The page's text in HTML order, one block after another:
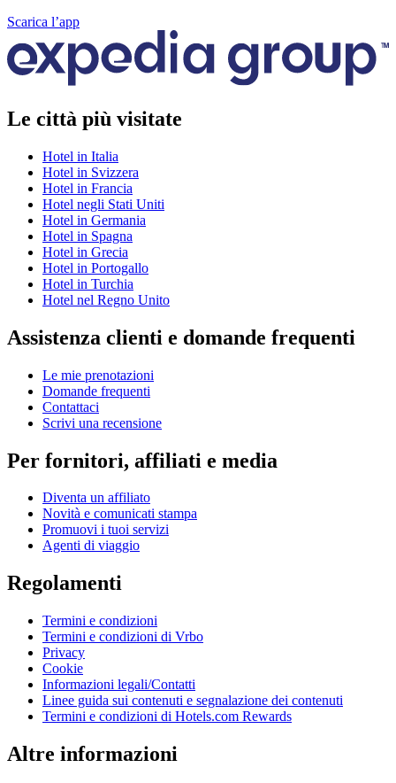
Scarica l’app
Le città più visitate
Hotel in Italia
Hotel in Svizzera
Hotel in Francia
Hotel negli Stati Uniti
Hotel in Germania
Hotel in Spagna
Hotel in Grecia
Hotel in Portogallo
Hotel in Turchia
Hotel nel Regno Unito
Assistenza clienti e domande frequenti
Le mie prenotazioni
Domande frequenti
Contattaci
Scrivi una recensione
Per fornitori, affiliati e media
Diventa un affiliato
Novità e comunicati stampa
Promuovi i tuoi servizi
Agenti di viaggio
Regolamenti
Termini e condizioni
Termini e condizioni di Vrbo
Privacy
Cookie
Informazioni legali/Contatti
Linee guida sui contenuti e segnalazione dei contenuti
Termini e condizioni di Hotels.com Rewards
Altre informazioni